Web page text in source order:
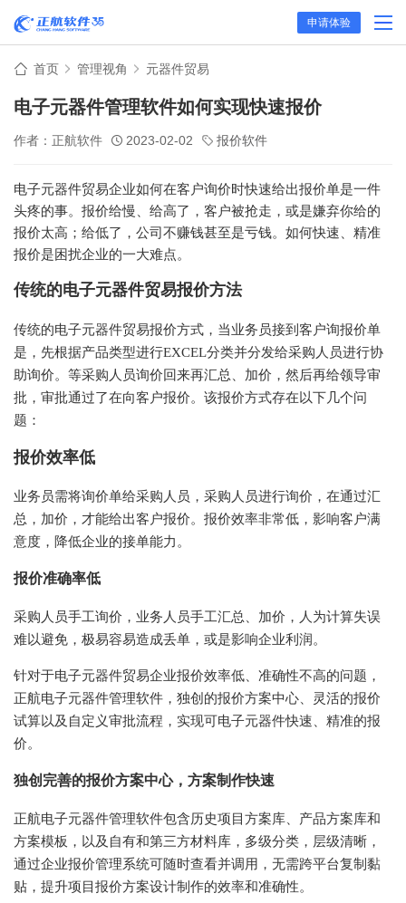
申请体验
首页 管理视角 元器件贸易
电子元器件管理软件如何实现快速报价
作者：正航软件 2023-02-02 报价软件
电子元器件贸易企业如何在客户询价时快速给出报价单是一件
头疼的事。报价给慢、给高了，客户被抢走，或是嫌弃你给的
报价太高；给低了，公司不赚钱甚至是亏钱。如何快速、精准
报价是困扰企业的一大难点。
传统的电子元器件贸易报价方法
传统的电子元器件贸易报价方式，当业务员接到客户询报价单
是，先根据产品类型进行EXCEL分类并分发给采购人员进行协
助询价。等采购人员询价回来再汇总、加价，然后再给领导审
批，审批通过了在向客户报价。该报价方式存在以下几个问
题：
报价效率低
业务员需将询价单给采购人员，采购人员进行询价，在通过汇
总，加价，才能给出客户报价。报价效率非常低，影响客户满
意度，降低企业的接单能力。
报价准确率低
采购人员手工询价，业务人员手工汇总、加价，人为计算失误
难以避免，极易容易造成丢单，或是影响企业利润。
针对于电子元器件贸易企业报价效率低、准确性不高的问题，
正航电子元器件管理软件，独创的报价方案中心、灵活的报价
试算以及自定义审批流程，实现可电子元器件快速、精准的报
价。
独创完善的报价方案中心，方案制作快速
正航电子元器件管理软件包含历史项目方案库、产品方案库和
方案模板，以及自有和第三方材料库，多级分类，层级清晰，
通过企业报价管理系统可随时查看并调用，无需跨平台复制黏
贴，提升项目报价方案设计制作的效率和准确性。